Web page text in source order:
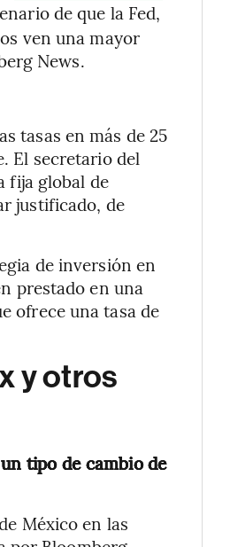
de que la Fed,
ven una mayor
News.
tasas en más de 25
El secretario del
fija global de
justificado, de
de inversión en
prestado en una
ofrece una tasa de
y otros
tipo de cambio de
México en las